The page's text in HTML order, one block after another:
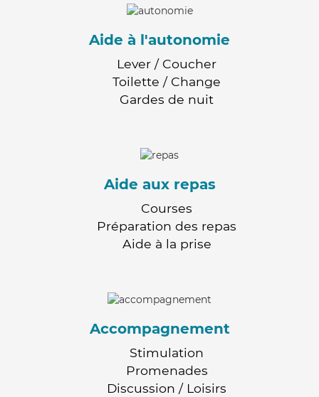
Aide à l'autonomie
Lever / Coucher
Toilette / Change
Gardes de nuit
Aide aux repas
Courses
Préparation des repas
Aide à la prise
Accompagnement
Stimulation
Promenades
Discussion / Loisirs